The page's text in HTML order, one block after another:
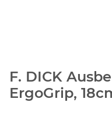
F. DICK
ErgoGrip,